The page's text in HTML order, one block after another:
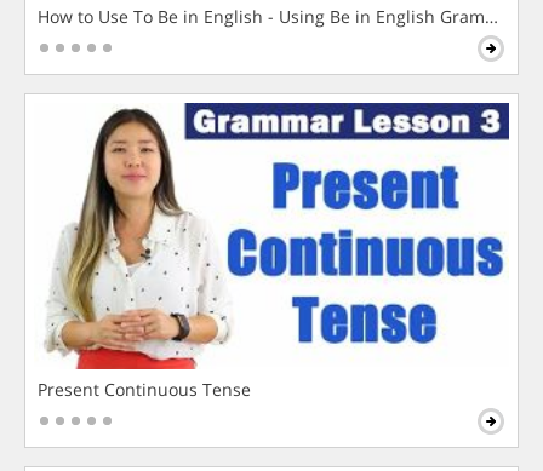
How to Use To Be in English - Using Be in English Grammar
Present Continuous Tense